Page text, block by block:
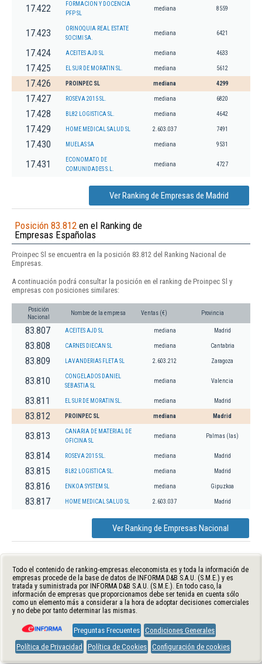
17.422
FORMACION Y DOCENCIA
PFP SL
mediana 8559
17.423
ORINOQUIA REAL ESTATE
SOCIMI SA.
mediana 6421
17.424 ACEITES AJD SL mediana 4633
17.425 EL SUR DE MORATIN SL. mediana 5612
17.426 PROINPEC SL mediana 4299
17.427 ROSEVA 2015 SL. mediana 6820
17.428 BL82 LOGISTICA SL. mediana 4642
17.429 HOME MEDICAL SALUD SL 2.603.037 7491
17.430 MUELAS SA mediana 9531
17.431
ECONOMATO DE
COMUNIDADES S.L.
mediana 4727
Ver Ranking de Empresas de Madrid
Posición 83.812 en el Ranking de
Empresas Españolas
Proinpec Sl se encuentra en la posición 83.812 del Ranking Nacional de
Empresas.
A continuación podrá consultar la posición en el ranking de Proinpec Sl y
empresas con posiciones similares:
Posición
Nacional
Nombre de la empresa Ventas (€) Provincia
83.807 ACEITES AJD SL mediana Madrid
83.808 CARNES DIECAN SL mediana Cantabria
83.809 LAVANDERIAS FLETA SL 2.603.212 Zaragoza
83.810
CONGELADOS DANIEL
SEBASTIA SL
mediana Valencia
83.811 EL SUR DE MORATIN SL. mediana Madrid
83.812 PROINPEC SL mediana Madrid
83.813
CANARIA DE MATERIAL DE
OFICINA SL
mediana Palmas (las)
83.814 ROSEVA 2015 SL. mediana Madrid
83.815 BL82 LOGISTICA SL. mediana Madrid
83.816 ENKOA SYSTEM SL mediana Gipuzkoa
83.817 HOME MEDICAL SALUD SL 2.603.037 Madrid
Ver Ranking de Empresas Nacional
Todo el contenido de ranking-empresas.eleconomista.es y toda la información de
empresas procede de la base de datos de INFORMA D&B S.A.U. (S.M.E.) y es
tratada y suministrada por INFORMA D&B S.A.U. (S.M.E.). En todo caso, la
información de empresas que proporcionamos debe ser tenida en cuenta sólo
como un elemento más a considerar a la hora de adoptar decisiones comerciales
y no debe por tanto determinar las mismas.
Preguntas Frecuentes Condiciones Generales
Política de Privacidad
Política de Cookies Configuración de cookies